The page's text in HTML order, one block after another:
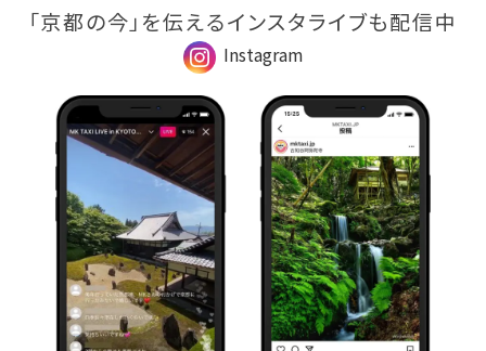
「京都の今」を伝えるインスタライブも配信中
Instagram